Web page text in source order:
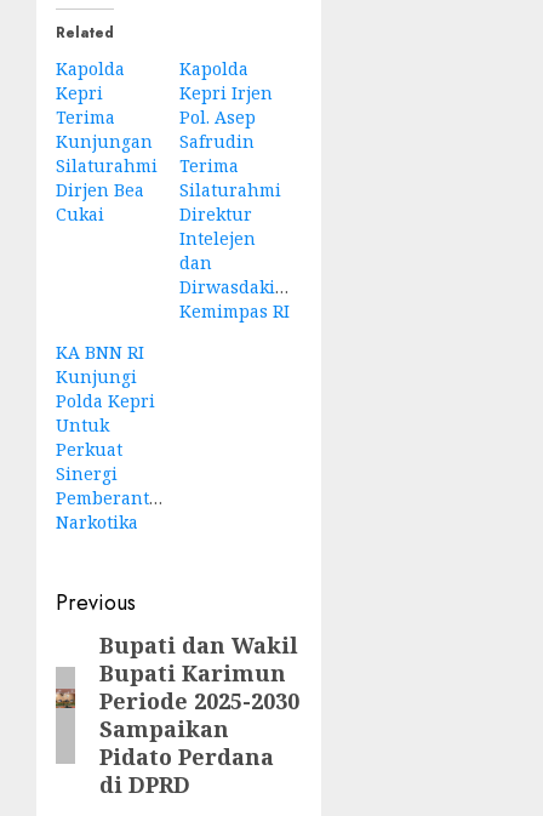
Related
Kapolda
Kepri
Terima
Kunjungan
Silaturahmi
Dirjen Bea
Cukai
Kapolda
Kepri Irjen
Pol. Asep
Safrudin
Terima
Silaturahmi
Direktur
Intelejen
dan
Dirwasdakim
Kemimpas RI
KA BNN RI
Kunjungi
Polda Kepri
Untuk
Perkuat
Sinergi
Pemberantas
Narkotika
Post
navigation
Previous
Previous
post:
Bupati dan Wakil
Bupati Karimun
Periode 2025-2030
Sampaikan
Pidato Perdana
di DPRD